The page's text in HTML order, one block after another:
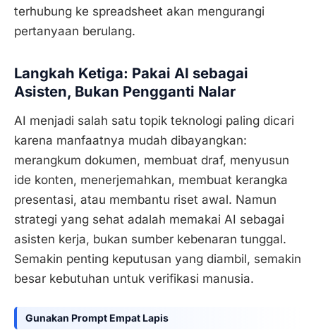
terhubung ke spreadsheet akan mengurangi
pertanyaan berulang.
Langkah Ketiga: Pakai AI sebagai
Asisten, Bukan Pengganti Nalar
AI menjadi salah satu topik teknologi paling dicari
karena manfaatnya mudah dibayangkan:
merangkum dokumen, membuat draf, menyusun
ide konten, menerjemahkan, membuat kerangka
presentasi, atau membantu riset awal. Namun
strategi yang sehat adalah memakai AI sebagai
asisten kerja, bukan sumber kebenaran tunggal.
Semakin penting keputusan yang diambil, semakin
besar kebutuhan untuk verifikasi manusia.
Gunakan Prompt Empat Lapis